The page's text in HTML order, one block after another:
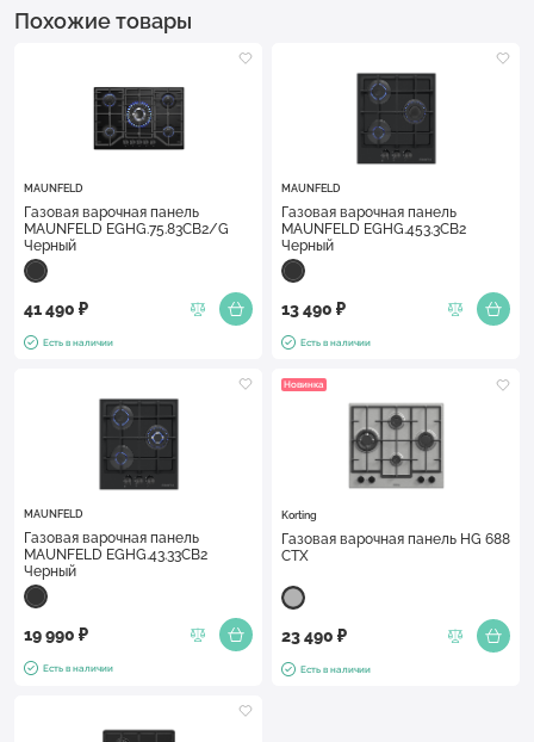
Похожие товары
MAUNFELD
Газовая варочная панель
MAUNFELD EGHG.75.83CB2/G
Черный
41 490 ₽
Есть в наличии
MAUNFELD
Газовая варочная панель
MAUNFELD EGHG.453.3CB2
Черный
13 490 ₽
Есть в наличии
MAUNFELD
Газовая варочная панель
MAUNFELD EGHG.43.33CB2
Черный
19 990 ₽
Есть в наличии
Новинка
Korting
Газовая варочная панель HG 688
CTX
23 490 ₽
Есть в наличии